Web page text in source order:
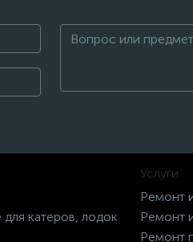
катеров, лодок
Услуги
Ремонт
Ремонт
Ремонт